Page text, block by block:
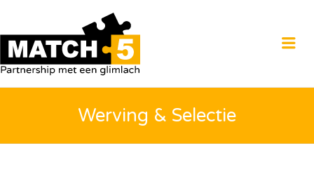
Werving & Selectie